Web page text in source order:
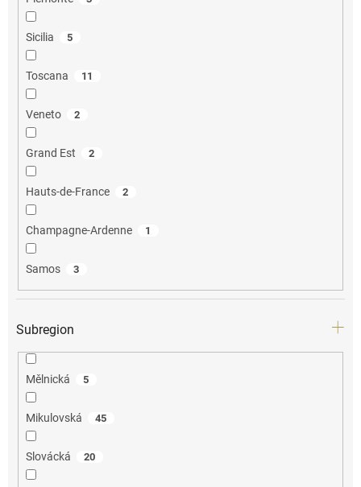
Sicilia 5
Toscana 11
Veneto 2
Grand Est 2
Hauts-de-France 2
Champagne-Ardenne 1
Samos 3
Subregion
Mělnická 5
Mikulovská 45
Slovácká 20